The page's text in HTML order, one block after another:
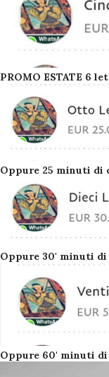
PROMO ESTATE 6
Oppure 25 minuti di
Oppure 30' minuti
Oppure 60' minuti